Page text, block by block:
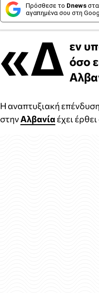
Πρόσθεσε το Dnews στα
αγαπημένα σου στη
«Δ εν
όσο
Η αναπτυξιακή
στηνΑλβανία έχει